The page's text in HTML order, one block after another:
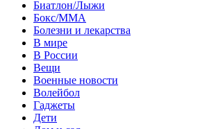
Биатлон/Лыжи
Бокс/MMA
Болезни и лекарства
В мире
В России
Вещи
Военные новости
Волейбол
Гаджеты
Дети